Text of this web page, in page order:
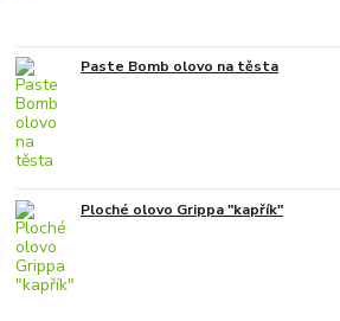
Paste Bomb olovo na těsta
Ploché olovo Grippa "kapřík"